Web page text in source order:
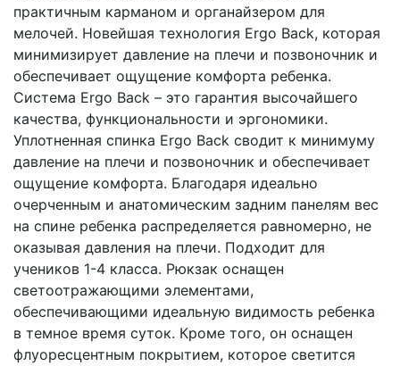
практичным карманом и органайзером для
мелочей. Новейшая технология Ergo Back, которая
минимизирует давление на плечи и позвоночник и
обеспечивает ощущение комфорта ребенка.
Система Ergo Back – это гарантия высочайшего
качества, функциональности и эргономики.
Уплотненная спинка Ergo Back сводит к минимуму
давление на плечи и позвоночник и обеспечивает
ощущение комфорта. Благодаря идеально
очерченным и анатомическим задним панелям вес
на спине ребенка распределяется равномерно, не
оказывая давления на плечи. Подходит для
учеников 1-4 класса. Рюкзак оснащен
светоотражающими элементами,
обеспечивающими идеальную видимость ребенка
в темное время суток. Кроме того, он оснащен
флуоресцентным покрытием, которое светится